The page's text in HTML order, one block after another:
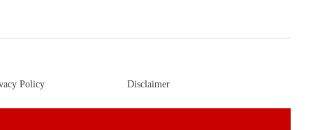
Policy Disclaimer